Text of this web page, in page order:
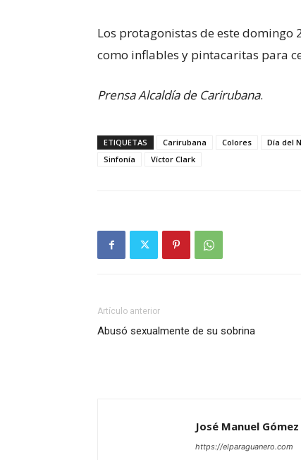
Los protagonistas de este
como inflables y pintacaritas para
Prensa Alcaldía de Carirubana.
ETIQUETAS Carirubana Colores Día del
Sinfonía
Víctor Clark
Artículo anterior
Abusó sexualmente de su sobrina
José Manuel Gómez
https://elparaguanero.com